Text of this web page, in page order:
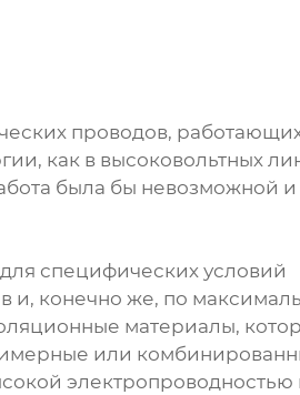
проводов,
как в высоковольтных
была бы невозможной и
специфических условий
и, конечно же, по
материалы,
или
электропроводностью